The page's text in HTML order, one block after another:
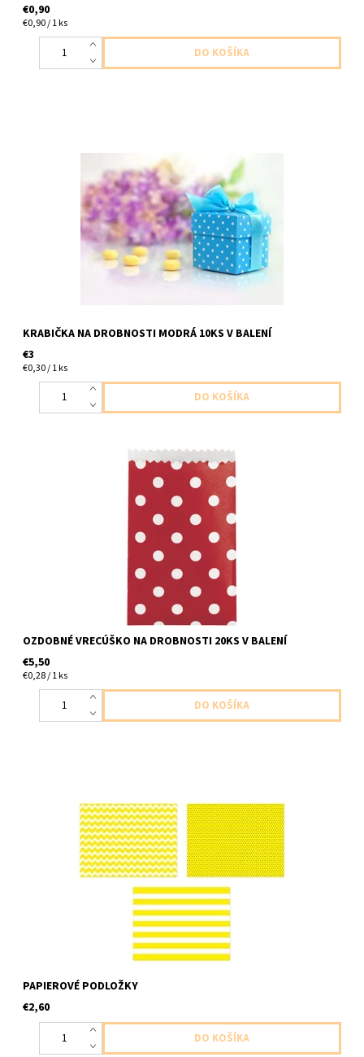
€0,90
€0,90 / 1 ks
KRABIČKA NA DROBNOSTI MODRÁ 10KS V BALENÍ
€3
€0,30 / 1 ks
papierove verecusko na drobnosti 20ks v balení velkost 10,1 x
OZDOBNÉ VRECÚŠKO NA DROBNOSTI 20KS V BALENÍ
€5,50
€0,28 / 1 ks
papieoré podložky, 6ks v balení, 40x30cm
PAPIEROVÉ PODLOŽKY
€2,60